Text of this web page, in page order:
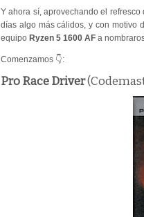
Y ahora sí, aprovechando el
días algo más cálidos, y con motivo
equipo Ryzen 5 1600 AF a
Comenzamos 👇:
Pro Race Driver